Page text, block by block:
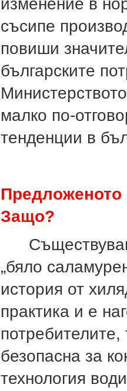
изменение в
съсипе
повиши
българските
малко по-
тенденции в
Предложеното
Защо?
„бяло
история от
практика и е
безопасна за
технология